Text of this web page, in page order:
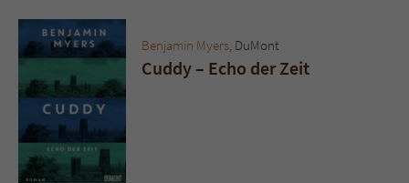
Benjamin Myers, DuMont
Cuddy – Echo der Zeit
überprüfen.